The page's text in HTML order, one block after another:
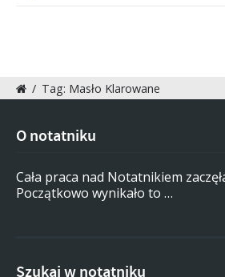
/ Tag: Masło Klarowane
O notatniku
Cała praca nad Notatnikiem
Początkowo wynikało to …
Szukaj w notatniku